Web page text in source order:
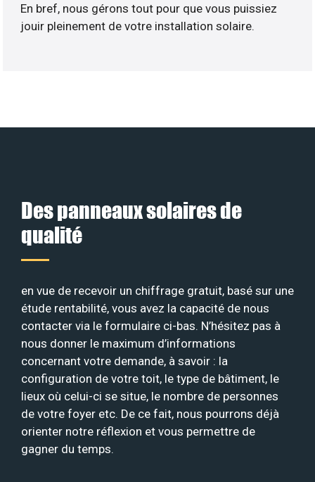
En bref, nous gérons tout pour que vous puissiez
jouir pleinement de votre installation solaire.
Des panneaux solaires de
qualité
en vue de recevoir un chiffrage gratuit, basé sur une
étude rentabilité, vous avez la capacité de nous
contacter via le formulaire ci-bas. N’hésitez pas à
nous donner le maximum d’informations
concernant votre demande, à savoir : la
configuration de votre toit, le type de bâtiment, le
lieux où celui-ci se situe, le nombre de personnes
de votre foyer etc. De ce fait, nous pourrons déjà
orienter notre réflexion et vous permettre de
gagner du temps.